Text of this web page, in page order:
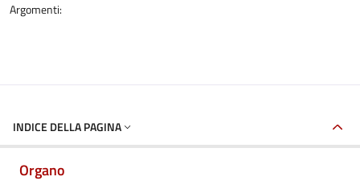
Argomenti:
INDICE DELLA PAGINA
Organo